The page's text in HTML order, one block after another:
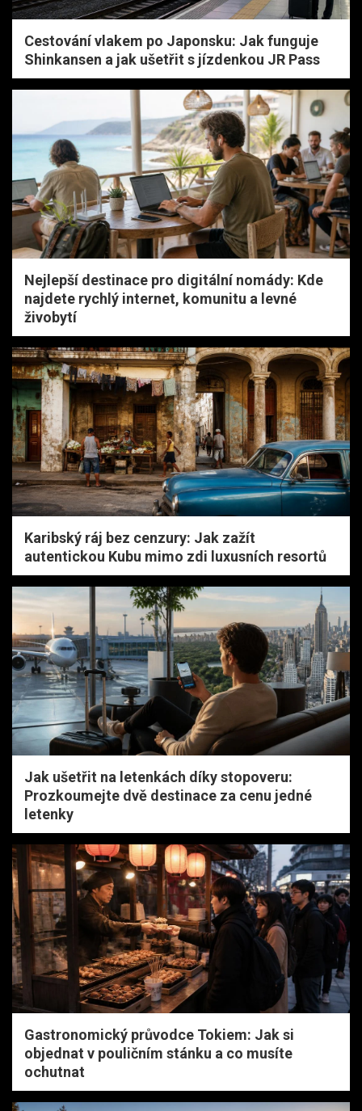
Cestování vlakem po Japonsku: Jak funguje
Shinkansen a jak ušetřit s jízdenkou JR Pass
Nejlepší destinace pro digitální nomády: Kde
najdete rychlý internet, komunitu a levné
živobytí
Karibský ráj bez cenzury: Jak zažít
autentickou Kubu mimo zdi luxusních resortů
Jak ušetřit na letenkách díky stopoveru:
Prozkoumejte dvě destinace za cenu jedné
letenky
Gastronomický průvodce Tokiem: Jak si
objednat v pouličním stánku a co musíte
ochutnat